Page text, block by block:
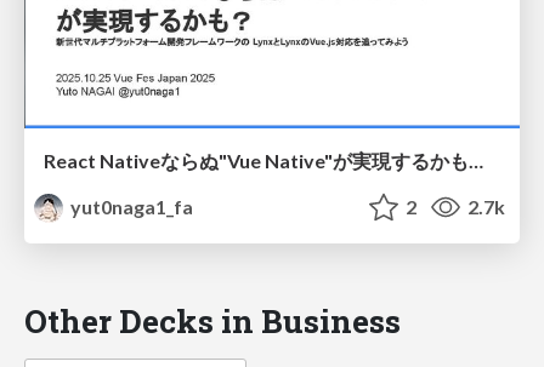
React Nativeならぬ"Vue Native"が実現するかも？_新世代マルチプラットフォーム開発フレームワークのLynxとLynxのVue.js対応を追ってみよう_Vue Lynx
yut0naga1_fa
2 2.7k
Other Decks in Business